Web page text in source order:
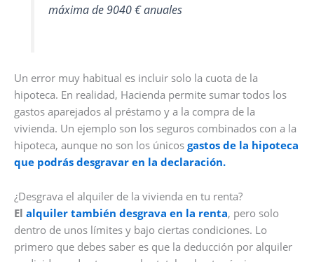
máxima de 9040 € anuales
Un error muy habitual es incluir solo la cuota de la
hipoteca. En realidad, Hacienda permite sumar todos los
gastos aparejados al préstamo y a la compra de la
vivienda. Un ejemplo son los seguros combinados con a la
hipoteca, aunque no son los únicos gastos de la hipoteca
que podrás desgravar en la declaración.
¿Desgrava el alquiler de la vivienda en tu renta?
El alquiler también desgrava en la renta, pero solo
dentro de unos límites y bajo ciertas condiciones. Lo
primero que debes saber es que la deducción por alquiler